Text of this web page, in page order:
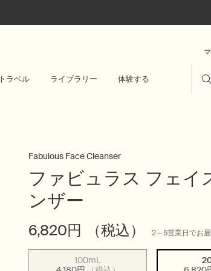
トラベル ライブラリー 体験する
Fabulous Face Cleanser
ファビュラス フェイ
ンザー
6,820円 （税込） 2～5営業日でお
100mL